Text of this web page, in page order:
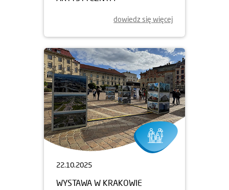
dowiedz się więcej
22.10.2025
WYSTAWA W KRAKOWIE